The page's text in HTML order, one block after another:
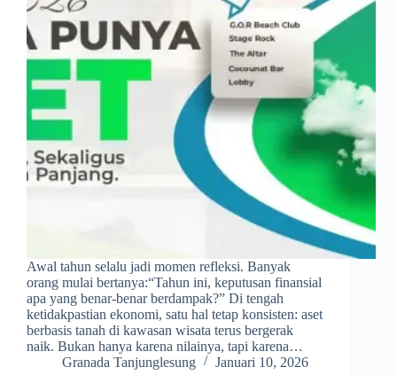
Awal tahun selalu jadi momen refleksi. Banyak
orang mulai bertanya:“Tahun ini, keputusan finansial
apa yang benar-benar berdampak?” Di tengah
ketidakpastian ekonomi, satu hal tetap konsisten: aset
berbasis tanah di kawasan wisata terus bergerak
naik. Bukan hanya karena nilainya, tapi karena…
Granada Tanjunglesung
Januari 10, 2026